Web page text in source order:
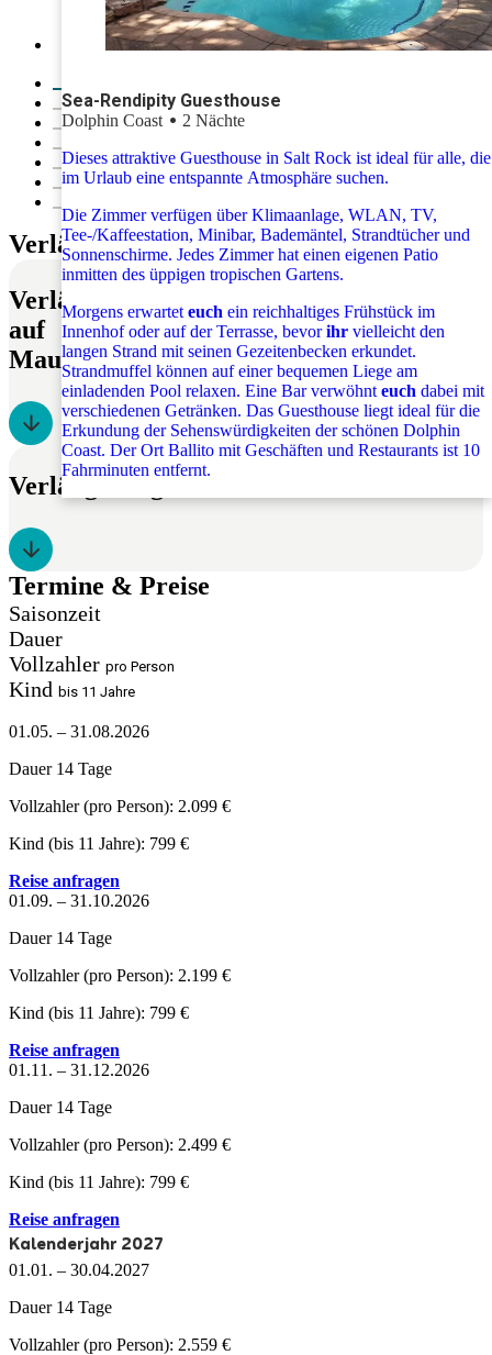
um den netten Ort, die Geschäfte und Restaurants in der
Umgebung zu Fuß zu erkunden. Die moderne Anlage bietet
wie Klimaanlage, Safe, kostenlosem Tee/Kaffee usw.
ausgestattet sind.
Sea-Rendipity Guesthouse
Dolphin Coast
2 Nächte
Dieses attraktive Guesthouse in Salt Rock ist ideal für alle, die
im Urlaub eine entspannte Atmosphäre suchen.
Die Zimmer verfügen über Klimaanlage, WLAN, TV,
Tee-/Kaffeestation, Minibar, Bademäntel, Strandtücher und
Sonnenschirme. Jedes Zimmer hat einen eigenen Patio
inmitten des üppigen tropischen Gartens.
Morgens erwartet euch ein reichhaltiges Frühstück im
Innenhof oder auf der Terrasse, bevorihr vielleicht den
langen Strand mit seinen Gezeitenbecken erkundet.
Strandmuffel können auf einer bequemen Liege am
einladenden Pool relaxen. Eine Bar verwöhnt euch dabei mit
verschiedenen Getränken. Das Guesthouse liegt ideal für die
Erkundung der Sehenswürdigkeiten der schönen Dolphin
Coast. Der Ort Ballito mit Geschäften und Restaurants ist 10
Fahrminuten entfernt.
Verlängerungsoptionen
Verlängerung
auf
Mauritius
Ab 248 € pro Nacht für 2 Erw. und 1 Kind
(7-12 Jahre) mit HP
Verlängerung in Mosambik
Termine & Preise
Saisonzeit
Dauer
Vollzahler pro Person
Kind bis 11 Jahre
01.05. – 31.08.2026
Dauer 14 Tage
Vollzahler(pro Person): 2.099 €
Kind (bis 11 Jahre): 799 €
Reise anfragen
01.09. – 31.10.2026
Dauer 14 Tage
Vollzahler(pro Person): 2.199 €
Kind (bis 11 Jahre): 799 €
Reise anfragen
01.11. – 31.12.2026
Dauer 14 Tage
Vollzahler(pro Person): 2.499 €
Kind (bis 11 Jahre): 799 €
Reise anfragen
Kalenderjahr 2027
01.01. – 30.04.2027
Dauer 14 Tage
Vollzahler(pro Person): 2.559 €